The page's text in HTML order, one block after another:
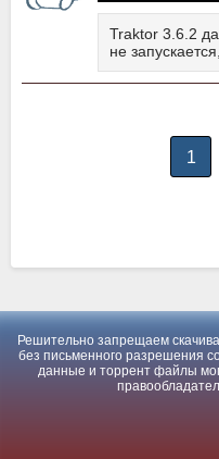
Traktor 3.6.2
не
1
Решительно запрещаем
без письменного разрешения
данные и торрент файлы